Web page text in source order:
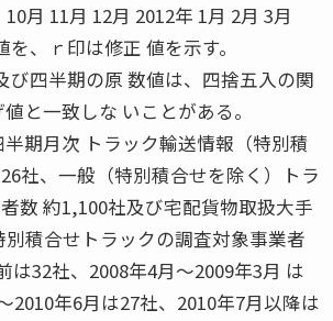
月 11月 12月 2012年 1月 2月 3月
を、ｒ印は修正 値を示す。
び四半期の原 数値は、四捨五入の関
と一致しな いことがある。
半期月次 トラック輸送情報（特別積
社、一般（特別積合せを除く）トラ
数 約1,100社及び宅配貨物取扱大手
別積合せトラックの調査対象事業者
は32社、2008年4月〜2009年3月 は
2010年6月は27社、2010年7月以降は